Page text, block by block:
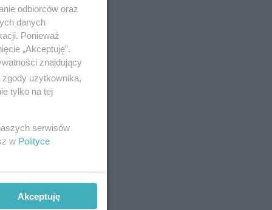
odbiorców oraz
danych
Ponieważ
„Akceptuję”.
znajdujący
użytkownika,
tylko na tej
serwisów
w Polityce
Akceptuję